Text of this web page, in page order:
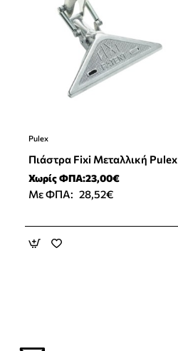
Pulex
Πιάστρα Fixi Μεταλλική Pulex
Χωρίς ΦΠΑ:23,00€
Με ΦΠΑ: 28,52€